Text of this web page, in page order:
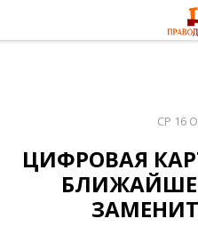
СР 16
ЦИФРОВАЯ